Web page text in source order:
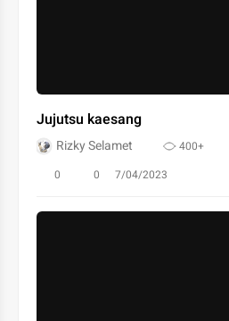
Jujutsu kaesang
Rizky Selamet
400+
0
0 7/04/2023